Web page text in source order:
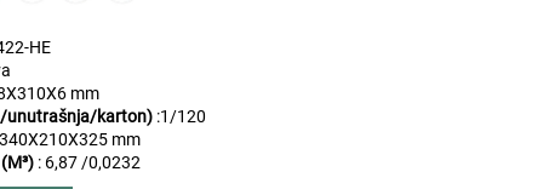
HE
mm
unutrašnja/karton) :1 /120
mm
: 6,87 /0,0232